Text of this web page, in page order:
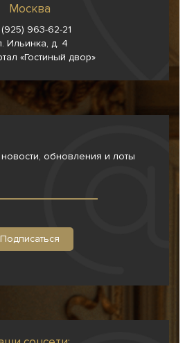
Москва
(925) 963-62-21
Ильинка, д. 4
«Гостиный двор»
обновления и лоты